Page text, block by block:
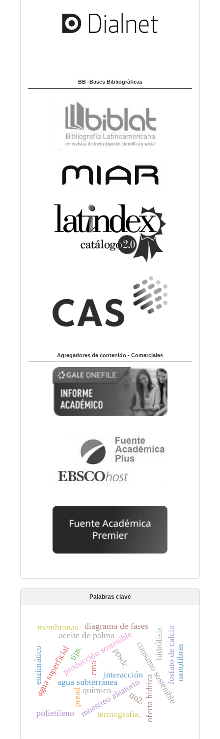
BB -Bases Bibliográficas
Agregadores de contenido - Comerciales
Palabras clave
agua subterránea
agua superficial interacción oferta hídrica
consumo sostenible
producción sostenible
muestreo aleatorio
ppsdc
pread
termografía.
aceite de palma
diagrama de fases
membranas
polietileno
tips.
cma
tio2.
fosfato de calcio
enzimático
hidrólisis
químico
nanofibras